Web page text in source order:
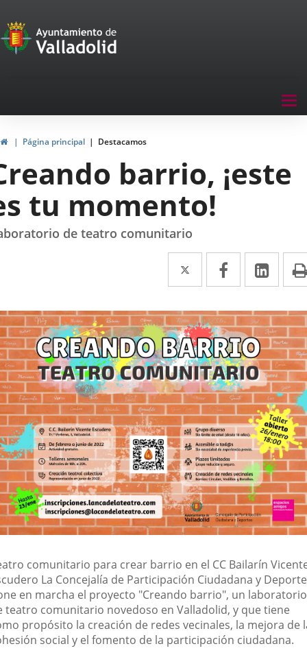
Portal
de
navegación
HomePágina principal Destacamos
barrio, ¡este
tu momento!
de teatro comunitario
Twitter
Enlace
a
una
aplicación
externa.
Facebook
Enlace
a
una
aplicación
externa.
a
una
comunitario para crear barrio en el CC Bailarín
La Concejalía de Participación Ciudadana y
en marcha el proyecto "Creando barrio", un laboratorio
teatro comunitario novedoso en Valladolid, y que tiene
propósito la creación de redes vecinales, la mejora de
social y el fomento de la participación ciudadana.